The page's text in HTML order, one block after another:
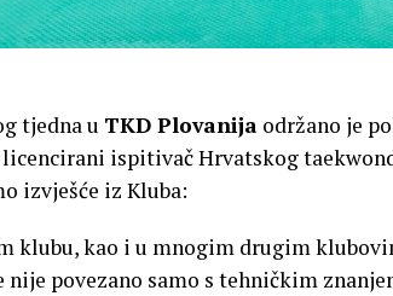
tjedna u TKD Plovanija održano je
ispitivač Hrvatskog
izvješće iz Kluba:
klubu, kao i u mnogim drugim
nije povezano samo s tehničkim